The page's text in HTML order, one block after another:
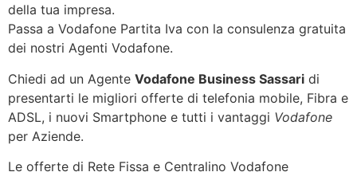
della tua impresa.
Passa a Vodafone Partita Iva con la consulenza gratuita
dei nostri Agenti Vodafone.
Chiedi ad un Agente Vodafone Business Sassari di
presentarti le migliori offerte di telefonia mobile, Fibra e
ADSL, i nuovi Smartphone e tutti i vantaggi Vodafone
per Aziende.
Le offerte di Rete Fissa e Centralino Vodafone